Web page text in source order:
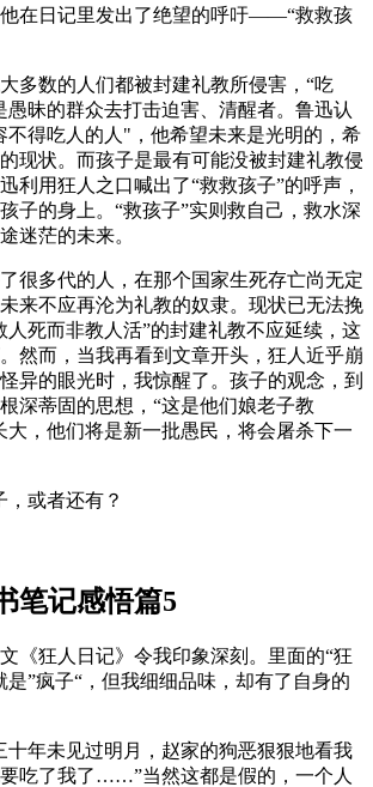
在日记里发出了绝望的呼吁——“救救孩
多数的人们都被封建礼教所侵害，“吃
愚昧的群众去打击迫害、清醒者。鲁迅认
不得吃人的人"，他希望未来是光明的，希
现状。而孩子是最有可能没被封建礼教侵
利用狂人之口喊出了“救救孩子”的呼声，
子的身上。“救孩子”实则救自己，救水深
迷茫的未来。
很多代的人，在那个国家生死存亡尚无定
来不应再沦为礼教的奴隶。现状已无法挽
人死而非教人活”的封建礼教不应延续，这
然而，当我再看到文章开头，狂人近乎崩
异的眼光时，我惊醒了。孩子的观念，到
深蒂固的思想，“这是他们娘老子教
大，他们将是新一批愚民，将会屠杀下一
，或者还有？
笔记感悟篇5
《狂人日记》令我印象深刻。里面的“狂
是”疯子“，但我细细品味，却有了自身的
十年未见过明月，赵家的狗恶狠狠地看我
吃了我了……”当然这都是假的，一个人